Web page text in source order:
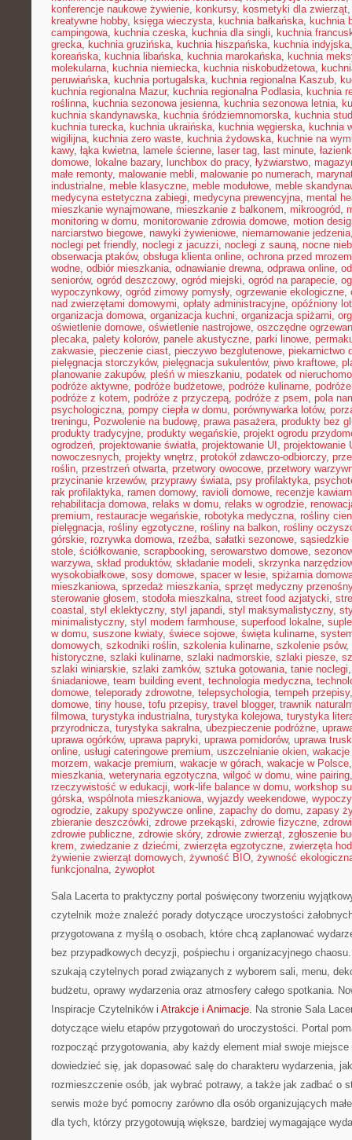
konferencje naukowe żywienie, konkursy, kosmetyki dla zwierząt
kreatywne hobby, księga wieczysta, kuchnia bałkańska, kuchnia
campingowa, kuchnia czeska, kuchnia dla singli, kuchnia
grecka, kuchnia gruzińska, kuchnia hiszpańska, kuchnia indyjska
koreańska, kuchnia libańska, kuchnia marokańska, kuchnia
molekularna, kuchnia niemiecka, kuchnia niskobudżetowa,
peruwiańska, kuchnia portugalska, kuchnia regionalna Kaszub,
kuchnia regionalna Mazur, kuchnia regionalna Podlasia, kuchnia
roślinna, kuchnia sezonowa jesienna, kuchnia sezonowa letnia,
kuchnia skandynawska, kuchnia śródziemnomorska, kuchnia
kuchnia turecka, kuchnia ukraińska, kuchnia węgierska, kuchnia
wigilijna, kuchnia zero waste, kuchnia żydowska, kuchnie na
kawy, łąka kwietna, lamele ścienne, laser tag, last minute,
domowe, lokalne bazary, lunchbox do pracy, łyżwiarstwo,
małe remonty, malowanie mebli, malowanie po numerach,
industrialne, meble klasyczne, meble modułowe, meble
medycyna estetyczna zabiegi, medycyna prewencyjna, mental
mieszkanie wynajmowane, mieszkanie z balkonem, mikroogród,
monitoring w domu, monitorowanie zdrowia domowe, motion
narciarstwo biegowe, nawyki żywieniowe, niemarnowanie jedzenia
noclegi pet friendly, noclegi z jacuzzi, noclegi z sauną, nocne
obserwacja ptaków, obsługa klienta online, ochrona przed mrozem
wodne, odbiór mieszkania, odnawianie drewna, odprawa online,
seniorów, ogród deszczowy, ogród miejski, ogród na parapecie,
wypoczynkowy, ogród zimowy pomysły, ogrzewanie ekologiczne,
nad zwierzętami domowymi, opłaty administracyjne, opóźniony lot
organizacja domowa, organizacja kuchni, organizacja spiżarni,
oświetlenie domowe, oświetlenie nastrojowe, oszczędne
plecaka, palety kolorów, panele akustyczne, parki linowe,
zakwasie, pieczenie ciast, pieczywo bezglutenowe, piekarnictwo
pielęgnacja storczyków, pielęgnacja sukulentów, piwo kraftowe,
planowanie zakupów, pleśń w mieszkaniu, podatek od
podróże aktywne, podróże budżetowe, podróże kulinarne,
podróże z kotem, podróże z przyczepą, podróże z psem, pola
psychologiczna, pompy ciepła w domu, porównywarka lotów,
treningu, Pozwolenie na budowę, prawa pasażera, produkty bez
produkty tradycyjne, produkty wegańskie, projekt ogrodu
ogrodzeń, projektowanie światła, projektowanie UI , projektowanie
nowoczesnych, projekty wnętrz, protokół zdawczo-odbiorczy,
roślin, przestrzeń otwarta, przetwory owocowe, przetwory
przycinanie krzewów, przyprawy świata, psy profilaktyka,
rak profilaktyka, ramen domowy, ravioli domowe, recenzje
rehabilitacja domowa, relaks w domu, relaks w ogrodzie,
premium, restauracje wegańskie, robotyka medyczna, rośliny
pielęgnacja, rośliny egzotyczne, rośliny na balkon, rośliny
górskie, rozrywka domowa, rzeźba, sałatki sezonowe, sąsiedzkie
stole, ściółkowanie, scrapbooking, serowarstwo domowe,
warzywa, skład produktów, składanie modeli, skrzynka
wysokobiałkowe, sosy domowe, spacer w lesie, spiżarnia
mieszkaniowa, sprzedaż mieszkania, sprzęt medyczny przenośny
sterowanie głosem, stodoła mieszkalna, street food azjatycki,
coastal , styl eklektyczny, styl japandi, styl maksymalistyczny,
minimalistyczny, styl modern farmhouse, superfood lokalne,
w domu, suszone kwiaty, świece sojowe, święta kulinarne,
domowych, szkodniki roślin, szkolenia kulinarne, szkolenie psów,
historyczne, szlaki kulinarne, szlaki nadmorskie, szlaki piesze,
szlaki winiarskie, szlaki zamków, sztuka gotowania, tanie noclegi
śniadaniowe, team building event, technologia medyczna,
domowe, teleporady zdrowotne, telepsychologia, tempeh przepisy
domowe, tiny house, tofu przepisy, travel blogger, trawnik
filmowa, turystyka industrialna, turystyka kolejowa, turystyka
przyrodnicza, turystyka sakralna, ubezpieczenie podróżne,
uprawa ogórków, uprawa papryki, uprawa pomidorów, uprawa
online, usługi cateringowe premium, uszczelnianie okien,
morzem, wakacje premium, wakacje w górach, wakacje w Polsce
mieszkania, weterynaria egzotyczna, wilgoć w domu, wine pairing
rzeczywistość w edukacji, work-life balance w domu, workshop
górska, wspólnota mieszkaniowa, wyjazdy weekendowe,
ogrodzie, zakupy spożywcze online, zapachy do domu, zapasy
zbieranie deszczówki, zdrowe przekąski, zdrowie fizyczne,
zdrowie publiczne, zdrowie skóry, zdrowie zwierząt, zgłoszenie
krem, zwiedzanie z dziećmi, zwierzęta egzotyczne, zwierzęta
żywienie zwierząt domowych, żywność BIO, żywność
funkcjonalna, żywopłot
Sala Lacerta to praktyczny portal poświęcony tworzeniu
czytelnik może znaleźć porady dotyczące uroczystości
przygotowana z myślą o osobach, które chcą zaplanować
bez przypadkowych decyzji, pośpiechu i organizacyjnego
szukają czytelnych porad związanych z wyborem sali, menu,
budżetu, oprawy wydarzenia oraz atmosfery całego spotkania.
Inspiracje Czytelników i Atrakcje i Animacje. Na stronie Sala
dotyczące wielu etapów przygotowań do uroczystości. Portal
rozpocząć przygotowania, aby każdy element miał swoje
dowiedzieć się, jak dopasować salę do charakteru wydarzenia,
rozmieszczenie osób, jak wybrać potrawy, a także jak zadbać o
serwis może być pomocny zarówno dla osób organizujących
dla tych, którzy przygotowują większe, bardziej wymagające